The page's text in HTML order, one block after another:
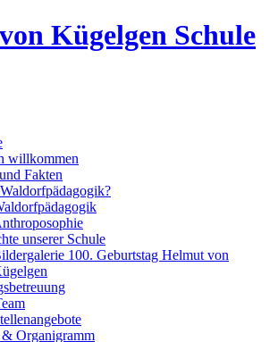
willkommen
Fakten
unserer Schule
100. Geburtstag Helmut von
Organigramm